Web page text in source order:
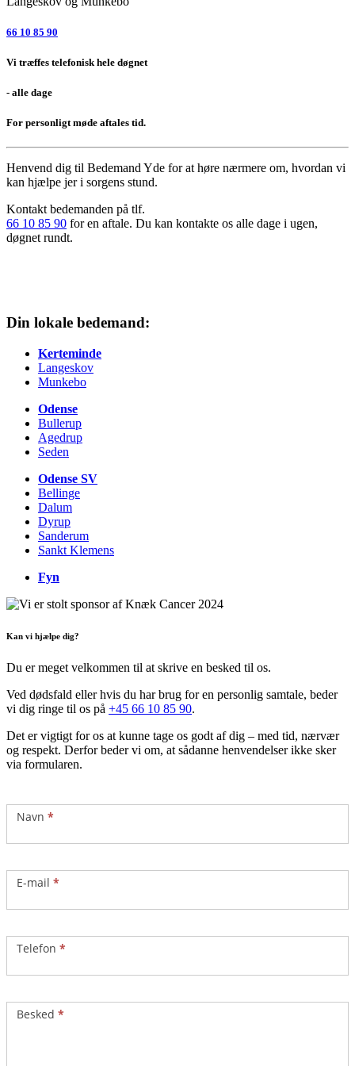
66 10 85 90
Vi træffes telefonisk hele døgnet
- alle dage
For personligt møde aftales tid.
Henvend dig til Bedemand Yde for at høre nærmere om, hvordan vi
kan hjælpe jer i sorgens stund.
Kontakt bedemanden på tlf.
66 10 85 90 for en aftale. Du kan kontakte os alle dage i ugen,
døgnet rundt.
Din lokale bedemand:
Kerteminde
Langeskov
Munkebo
Odense
Bullerup
Agedrup
Seden
Odense SV
Bellinge
Dalum
Dyrup
Sanderum
Sankt Klemens
Fyn
Kan vi hjælpe dig?
Du er meget velkommen til at skrive en besked til os.
Ved dødsfald eller hvis du har brug for en personlig samtale, beder
vi dig ringe til os på +45 66 10 85 90.
Det er vigtigt for os at kunne tage os godt af dig – med tid, nærvær
og respekt. Derfor beder vi om, at sådanne henvendelser ikke sker
via formularen.
Navn *
E-mail *
Telefon *
Besked *